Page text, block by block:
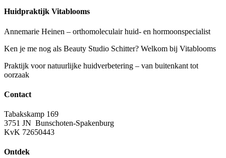
Huidpraktijk Vitablooms
Annemarie Heinen – orthomoleculair huid- en hormoonspecialist
Ken je me nog als Beauty Studio Schitter? Welkom bij Vitablooms
Praktijk voor natuurlijke huidverbetering – van buitenkant tot
oorzaak
Contact
Tabakskamp 169
3751 JN Bunschoten-Spakenburg
KvK 72650443
Ontdek